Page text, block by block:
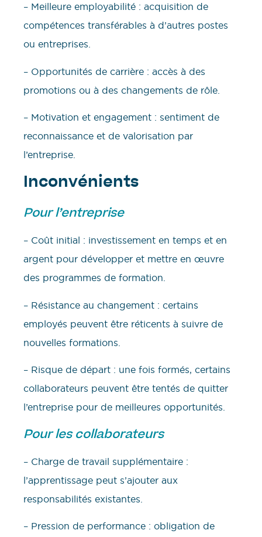
– Meilleure employabilité : acquisition de
compétences transférables à d’autres postes
ou entreprises.
– Opportunités de carrière : accès à des
promotions ou à des changements de rôle.
– Motivation et engagement : sentiment de
reconnaissance et de valorisation par
l’entreprise.
Inconvénients
Pour l’entreprise
– Coût initial : investissement en temps et en
argent pour développer et mettre en œuvre
des programmes de formation.
– Résistance au changement : certains
employés peuvent être réticents à suivre de
nouvelles formations.
– Risque de départ : une fois formés, certains
collaborateurs peuvent être tentés de quitter
l’entreprise pour de meilleures opportunités.
Pour les collaborateurs
– Charge de travail supplémentaire :
l’apprentissage peut s’ajouter aux
responsabilités existantes.
– Pression de performance : obligation de